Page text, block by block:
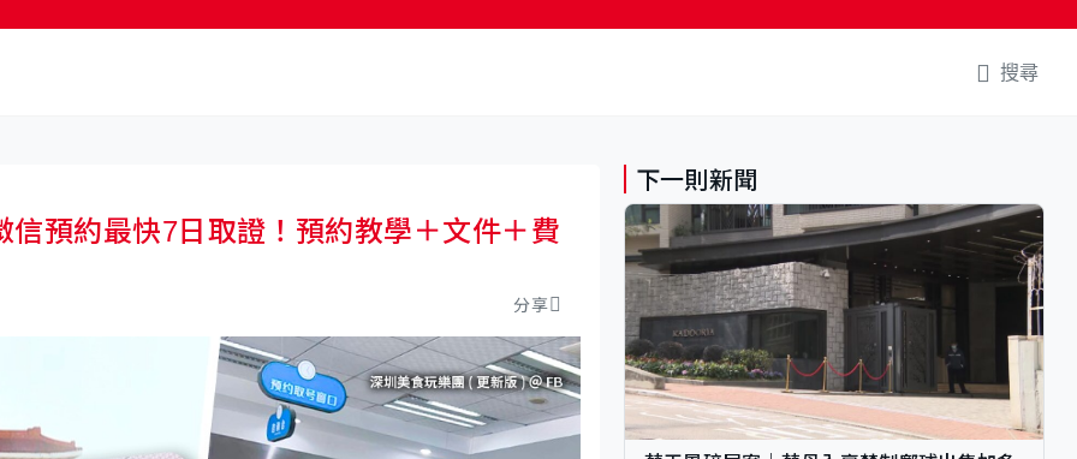
搜尋
預約最快7日取證！預約教學＋文件＋費
分享
下一則新聞